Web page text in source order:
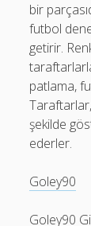
bir
futbol
getirir.
patlama,
Taraftarlar,
şekilde
ederler.
Goley90
Goley90